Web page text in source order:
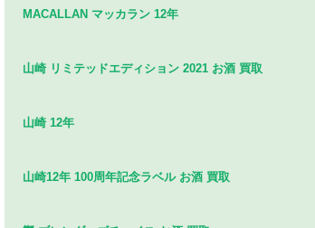
MACALLAN マッカラン 12年
山崎 リミテッドエディション 2021 お酒 買取
山崎 12年
山崎12年 100周年記念ラベル お酒 買取